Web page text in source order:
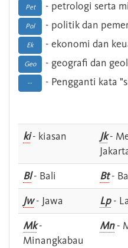
Pet - petrologi serta
Pol - politik dan
Ek - ekonomi dan
Geo - geografi dan
-- - Pengganti kata
ki- kiasan Jk-
Bl- Bali Bt-
Jw- Jawa Lp-
Mk-
Minangkabau
Mn-